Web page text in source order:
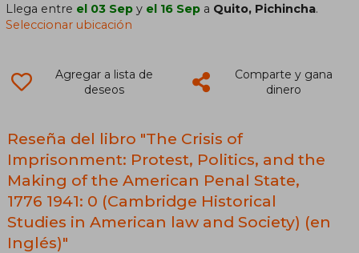
Llega entre el 03 Sep y el 16 Sep a Quito, Pichincha.
Seleccionar ubicación
Agregar a lista de
deseos
Comparte y gana
dinero
Reseña del libro "The Crisis of
Imprisonment: Protest, Politics, and the
Making of the American Penal State,
1776 1941: 0 (Cambridge Historical
Studies in American law and Society) (en
Inglés)"